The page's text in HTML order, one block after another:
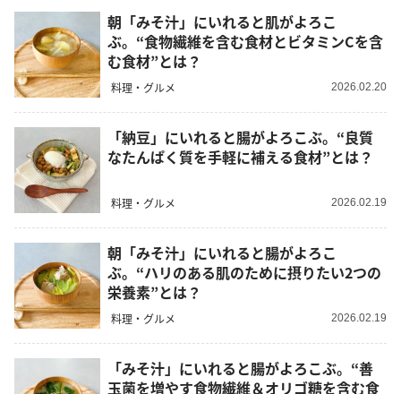
朝「みそ汁」にいれると肌がよろこ
ぶ。“食物繊維を含む食材とビタミンCを含
む食材”とは？
料理・グルメ 2026.02.20
「納豆」にいれると腸がよろこぶ。“良質
なたんぱく質を手軽に補える食材”とは？
料理・グルメ 2026.02.19
朝「みそ汁」にいれると腸がよろこ
ぶ。“ハリのある肌のために摂りたい2つの
栄養素”とは？
料理・グルメ 2026.02.19
「みそ汁」にいれると腸がよろこぶ。“善
玉菌を増やす食物繊維＆オリゴ糖を含む食